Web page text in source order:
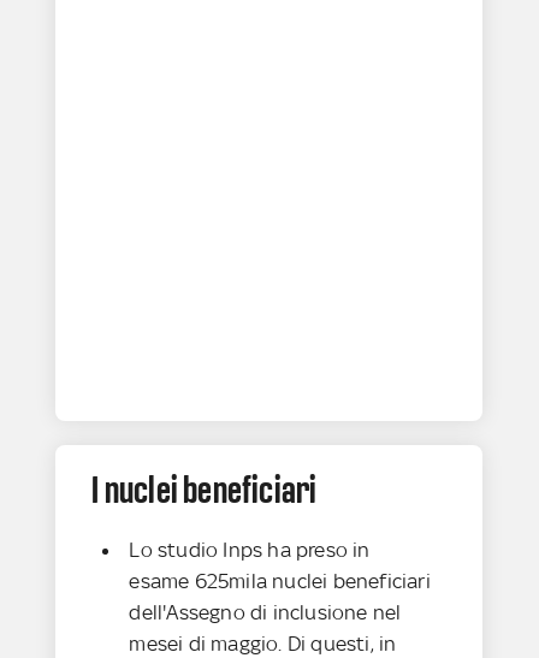
I nuclei beneficiari
Lo studio Inps ha preso in
esame 625mila nuclei beneficiari
dell'Assegno di inclusione nel
mesei di maggio. Di questi, in